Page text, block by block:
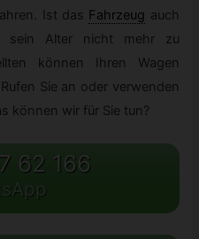
Ist das Fahrzeug auch
sein Alter nicht mehr zu
können Ihren Wagen
Sie an oder verwenden
können wir für Sie tun?
62 166